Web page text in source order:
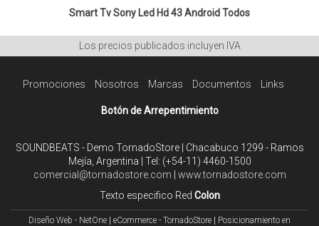
Smart Tv Sony Led Hd 43 AndroidTodos
Los precios publicados incluyen IVA
Promociones Nosotros Marcas Documentos Links
Botón de Arrepentimiento
SOUNDBEATS - Demo TornadoStore | Chacabuco 1299 - Ramos
Mejía, Argentina | Tel: (+54-11) 4460-1500
comercial@tornadostore.com
www.tornadostore.com
Texto especifico Red Colon
Diseño Web - NetOne eCommerce - TornadoStore
Posicionamiento en